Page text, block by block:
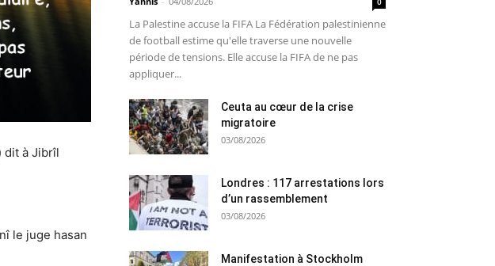
dit à Jibrîl
le juge hasan
La Palestine accuse la FIFA La Fédération palestinienne
de football estime qu'elle traverse une nouvelle
période de tensions. Elle accuse la FIFA de ne pas
appliquer...
Ceuta au cœur de la crise
migratoire
03/08/2026
Londres : 117 arrestations lors
d’un rassemblement
03/08/2026
Manifestation à Stockholm